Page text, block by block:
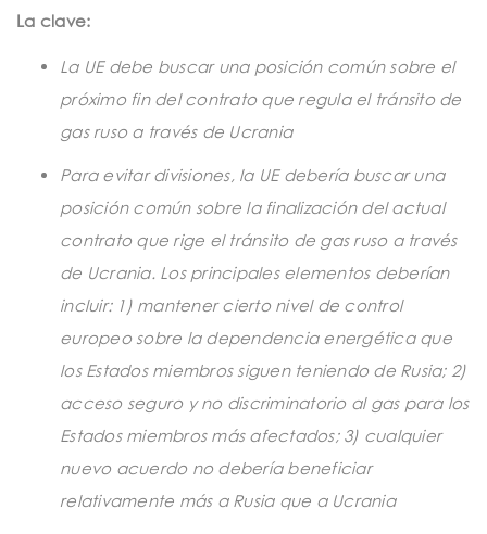
o
La clave:
La UE debe buscar una posición común sobre el
próximo fin del contrato que regula el tránsito de
gas ruso a través de Ucrania
Para evitar divisiones, la UE debería buscar una
posición común sobre la finalización del actual
contrato que rige el tránsito de gas ruso a través
de Ucrania. Los principales elementos deberían
incluir: 1) mantener cierto nivel de control
europeo sobre la dependencia energética que
los Estados miembros siguen teniendo de Rusia; 2)
acceso seguro y no discriminatorio al gas para los
Estados miembros más afectados; 3) cualquier
nuevo acuerdo no debería beneficiar
relativamente más a Rusia que a Ucrania